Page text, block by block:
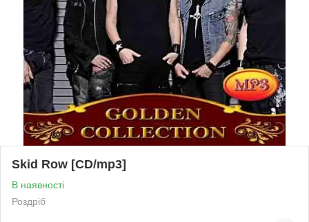
Skid Row [CD/mp3]
В наявності
Роздріб